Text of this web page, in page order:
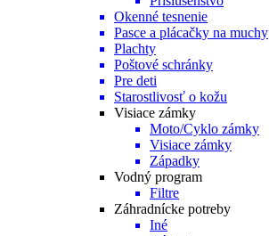
Okenné tesnenie
Pasce a plácačky na muchy
Plachty
Poštové schránky
Pre deti
Starostlivosť o kožu
Visiace zámky
Moto/Cyklo zámky
Visiace zámky
Západky
Vodný program
Filtre
Záhradnícke potreby
Iné